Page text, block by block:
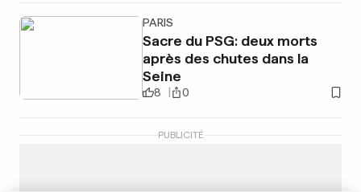
PARIS
Sacre du PSG: deux morts
après des chutes dans la
Seine
8 0
PUBLICITÉ